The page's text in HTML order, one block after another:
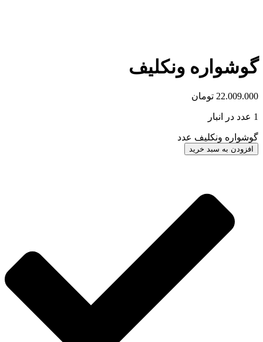
گوشواره ونکلیف
22.009.000 تومان
1 عدد در انبار
گوشواره ونکلیف عدد
افزودن به سبد خرید